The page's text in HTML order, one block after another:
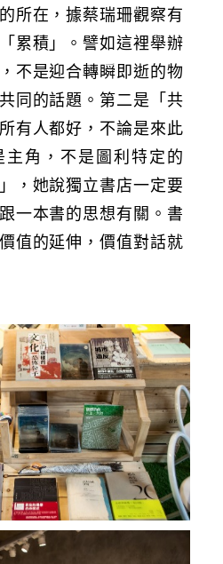
所在，據蔡瑞珊觀察有
累積」。譬如這裡舉辦
不是迎合轉瞬即逝的物
同的話題。第二是「共
有人都好，不論是來此
主角，不是圖利特定的
，她說獨立書店一定要
一本書的思想有關。書
值的延伸，價值對話就